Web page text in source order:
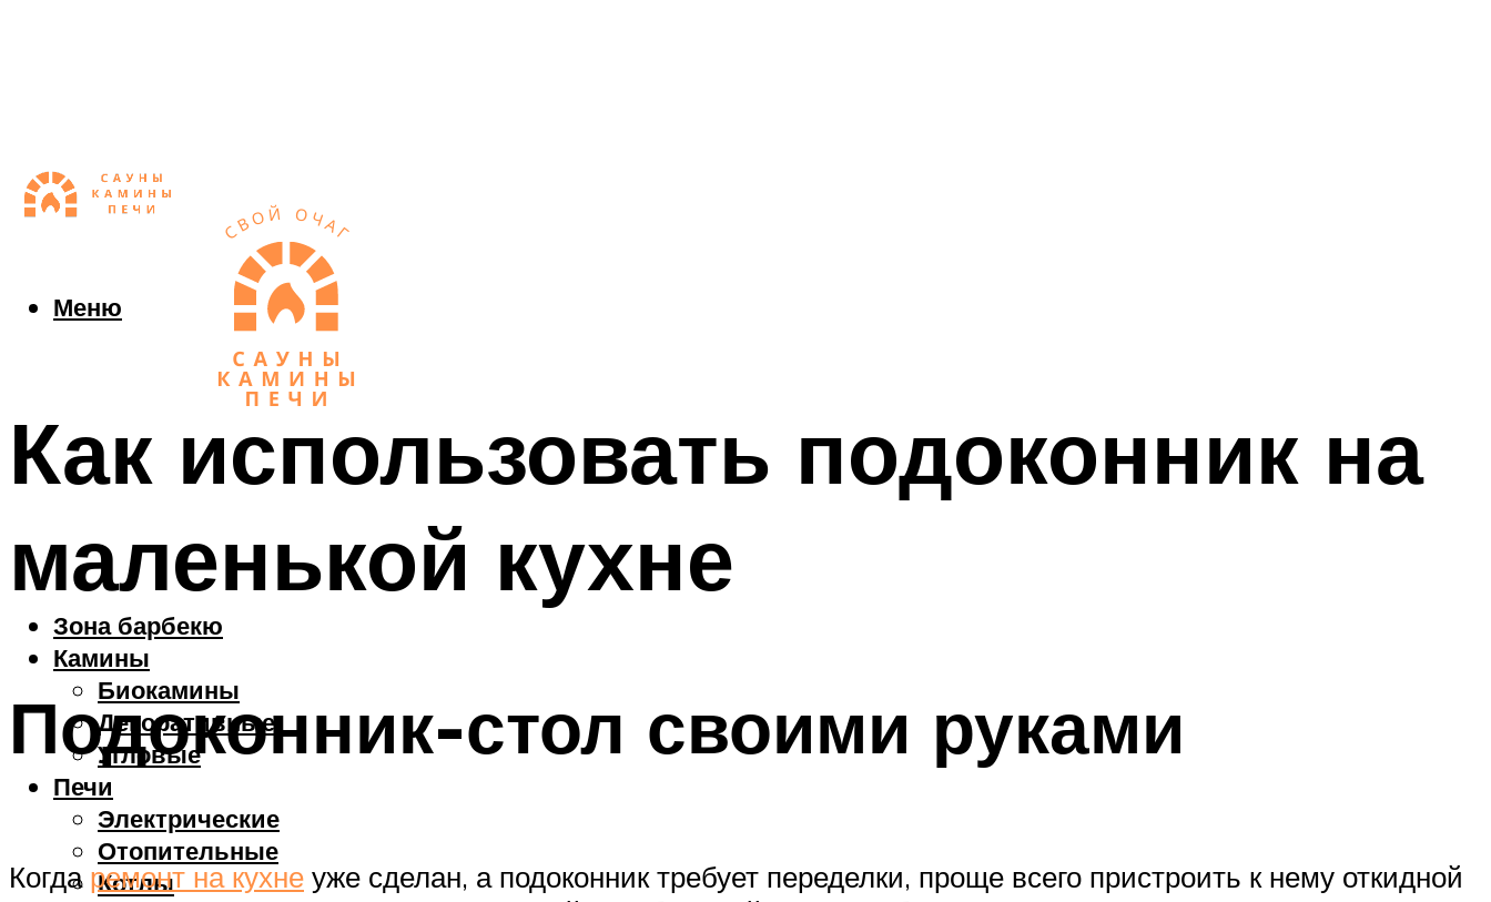
Зона барбекю
Камины
Биокамины
Декоративные
Угловые
Печи
Электрические
Отопительные
Котлы
Меню
Как использовать подоконник на
маленькой кухне
Подоконник-стол своими руками
Когда ремонт на кухне уже сделан, а подоконник требует переделки, проще всего пристроить к нему откидной